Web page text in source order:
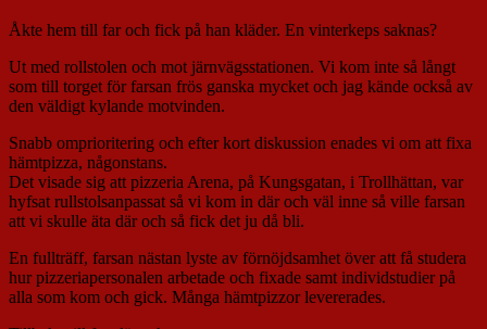
Åkte hem till far och fick på han kläder. En vinterkeps saknas?
Ut med rollstolen och mot järnvägsstationen. Vi kom inte så långt
som till torget för farsan frös ganska mycket och jag kände också av
den väldigt kylande motvinden.
Snabb omprioritering och efter kort diskussion enades vi om att fixa
hämtpizza, någonstans.
Det visade sig att pizzeria Arena, på Kungsgatan, i Trollhättan, var
hyfsat rullstolsanpassat så vi kom in där och väl inne så ville farsan
att vi skulle äta där och så fick det ju då bli.
En fullträff, farsan nästan lyste av förnöjdsamhet över att få studera
hur pizzeriapersonalen arbetade och fixade samt individstudier på
alla som kom och gick. Många hämtpizzor levererades.